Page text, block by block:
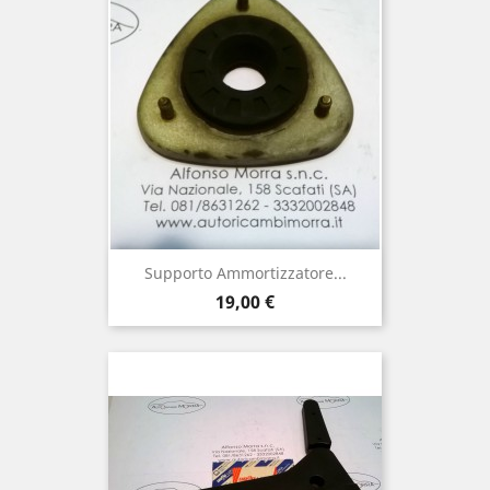
Supporto Ammortizzatore...
Prezzo
19,00 €